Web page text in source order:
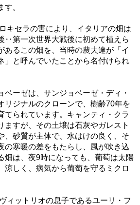
。
キセラの害により、イタリアの畑は
‥第一次世界大戦後に初めて植えら
あるこの畑を、当時の農夫達が「イ
」と呼んでいたことから名付けられ
ベーゼは、サンジョベーゼ・ディ・
リジナルのクローンで、樹齢70年を
てられています。キャンティ・クラ
ますが、その土壌は石灰やガレスト
、砂質が主体で、水はけの良く、そ
の寒暖の差をもたらし、風が吹き込
畑は、夜9時になっても、葡萄は太陽
涼しく、病気から葡萄を守るミクロ
ィットリオの息子であるユーリ・フ